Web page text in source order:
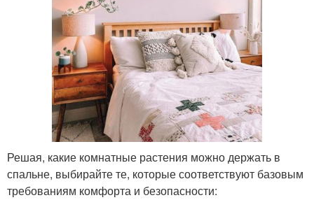
Решая, какие комнатные растения можно держать в
спальне, выбирайте те, которые соответствуют базовым
требованиям комфорта и безопасности: